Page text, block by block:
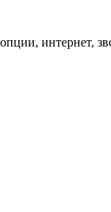
интернет,